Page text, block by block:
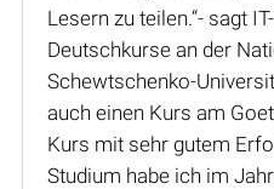
Lesern zu teilen.“- sagt
Deutschkurse an der
Schewtschenko-
auch einen Kurs am
Kurs mit sehr gutem
Studium habe ich im